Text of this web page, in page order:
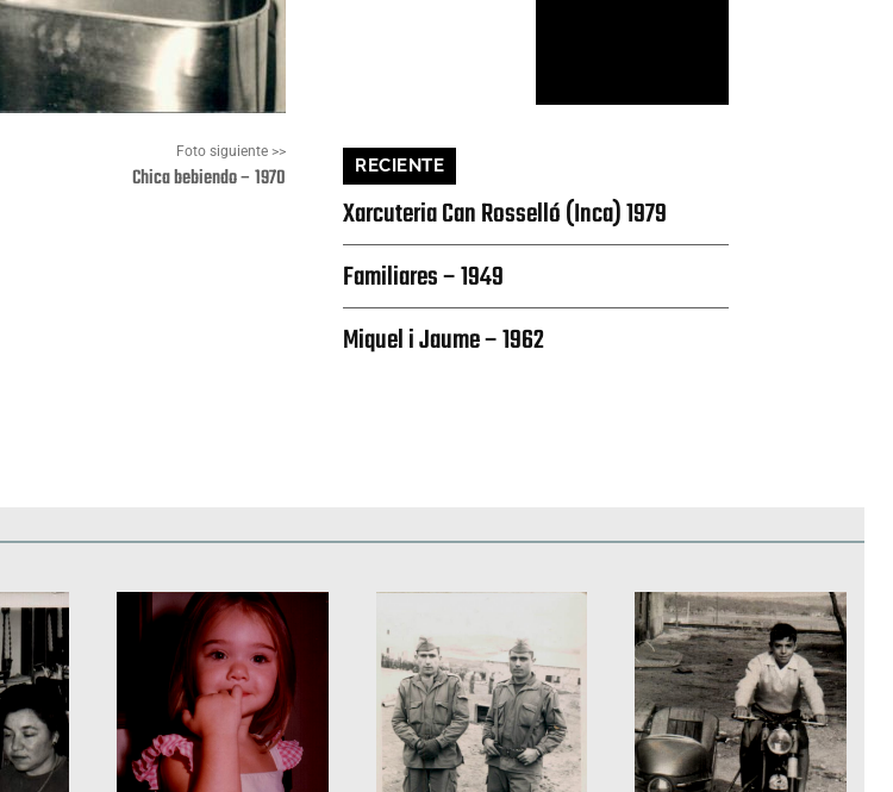
Foto siguiente >>
Chica bebiendo – 1970 RECIENTE
Xarcuteria Can Rosselló (Inca) 1979
Familiares – 1949
Miquel i Jaume – 1962